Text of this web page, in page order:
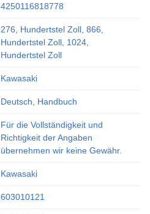
4250116818778
276, Hundertstel Zoll, 866,
Hundertstel Zoll, 1024,
Hundertstel Zoll
Kawasaki
Deutsch, Handbuch
Für die Vollständigkeit und
Richtigkeit der Angaben
übernehmen wir keine Gewähr.
Kawasaki
603010121